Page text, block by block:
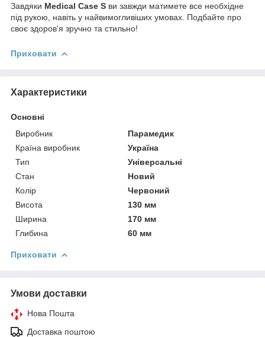
Завдяки Medical Case S ви завжди матимете все необхідне
під рукою, навіть у найвимогливіших умовах. Подбайте про
своє здоров'я зручно та стильно!
Приховати
Характеристики
Основні
Виробник
Парамедик
Країна виробник
Україна
Тип
Універсальні
Стан
Новий
Колір
Червоний
Висота
130 мм
Ширина
170 мм
Глибина
60 мм
Приховати
Умови доставки
Нова Пошта
Доставка поштою